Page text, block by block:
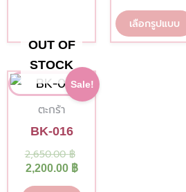
เลือกรูปแบบ
Sale!
OUT OF
STOCK
ตะกร้า
BK-016
2,650.00฿
Original
price
2,200.00 ฿
Current
price